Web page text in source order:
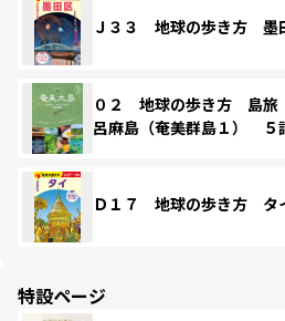
Ｊ３３ 地球の歩き方 墨
０２ 地球の歩き方 島
呂麻島（奄美群島１） ５
Ｄ１７ 地球の歩き方 タ
特設ページ